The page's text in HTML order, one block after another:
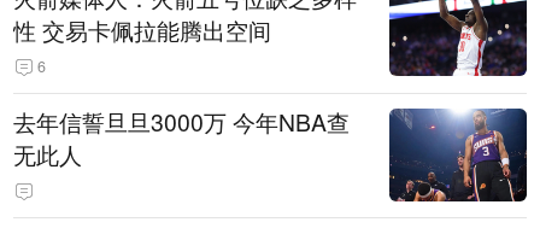
性 交易卡佩拉能腾出空间
6
去年信誓旦旦3000万 今年NBA查
无此人